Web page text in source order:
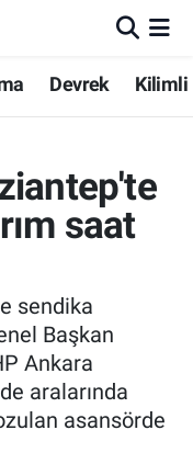
Devrek Kilimli
saat
sendika
Başkan
Ankara
aralarında
asansörde